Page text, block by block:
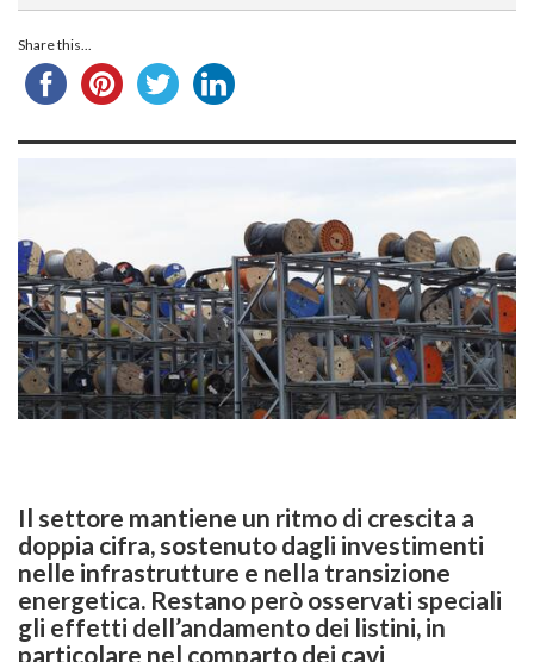
Share this...
Il settore mantiene un ritmo di crescita a
doppia cifra, sostenuto dagli investimenti
nelle infrastrutture e nella transizione
energetica. Restano però osservati speciali
gli effetti dell’andamento dei listini, in
particolare nel comparto dei cavi